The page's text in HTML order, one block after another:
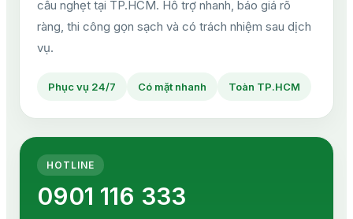
cầu nghẹt tại TP.HCM. Hỗ trợ nhanh, báo giá rõ
ràng, thi công gọn sạch và có trách nhiệm sau dịch
vụ.
Phục vụ 24/7 Có mặt nhanh Toàn TP.HCM
HOTLINE
0901 116 333